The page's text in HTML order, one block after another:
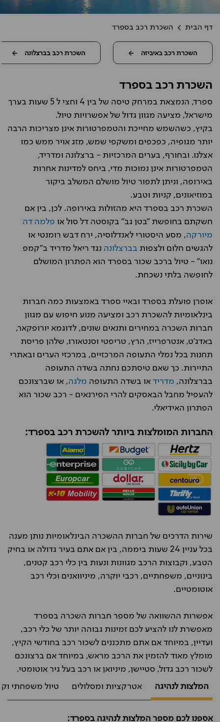
דף הבית השכרת רכב בספרד
השכרת רכב באיביזה השכרת רכב בברצלונה
השכרת רכב בספרד
ספרד, הנמצאת במרחק טיסה של בין 4 וחצי ל 5 שעות בערך
מישראל, מציעה מגוון גדול של אפשרויות טיול.
בקיץ, כשהשמש מחייכת והטמפרטורות אינן מצריכות הרבה
יותר מגופיה, כפכפים ומשקפי שמש, מזג אויר ממש כמו
אצלנו. ובחורף, בערים המרכזיות - ברצלונה ומדריד,
הטמפרטורות אינן נמוכות מדי, ביחס למדינות אחרות
באירופה, וניתן לתפור טיול מושלם המשלב ביקור
במוזיאונים, קניות וטבע.
השכרת רכב בספרד היא מהזולות באירופה. לכן, בין אם
חשקתם בחופשת "בטן גב" בקוסטה דל סול או פלמה דה
מיורקה, מסע היסטורי לאנדלוסיה, ירח דבש רומנטי או
להגשים חלום ולצפות בברצלונה נגד ריאל מדריד ב"קמפ
נואו" - טיול ברכב שכור בספרד הוא הפתרון המושלם
לחופשה בלתי נשכחת.
אופרן פועלת בספרד ובאיי ספרד באמצעות כמה חברות
בינלאומיות להשכרת רכב ומציעה מנוע חיפוש עם מגוון
חברות השכרה במחירים ותנאים שונים, לדוגמא יורופקאר,
באדג'ט, אנטרפרייז, הרץ, טריפטי וסנטאורו, שלהן פריסת
תחנות בכל נמלי התעופה המרכזיים, במרכזי הערים ובאתרי
התיירות. כך שאם טיסתכם נחתה בשדה התעופה
בברצלונה, מדריד או בשדה התעופה מלגה, או שברצונכם
להעפיל מחבל הבאסקים להרי הפירנאים - רכב שכור הוא
הפתרון האידיאלי.
החברות המומלצות ביותר להשכרת רכב בספרד:
שירות הדרכים של חברות ההשכרה הבינלאומיות נותן מענה
בכל עניין 24 שעות ביממה, בין אם אתם בעיר גדולה או בחיק
הטבע, וקבוצות הרכב מגוונות ונעות בין כלי רכב קטנים,
בינוניים, משפחתיים, רכבי יוקרה, מיניוואנים וכלי רכב
אוטומטיים.
אפשרות ההשוואה של מספר חברות השכרה בספרד
מאפשרת לנו להציע לכם זמינות גבוהה יותר של כלי רכב,
ועדיין, במיוחד אם אתם מתכננים לשכור רכב בחודשי הקיץ,
מומלץ מאוד להזמין את הרכב מראש, במיוחד אם ברצונכם
לשכור רכב גדול, סטיישן, מיניואן או רכב בעל גיר אוטומטי.
המלצות לנהיגה
אטרקציות ומסלולים טיול משפחתי
אספנו לכם מספר המלצות לנהיגה בספרד: